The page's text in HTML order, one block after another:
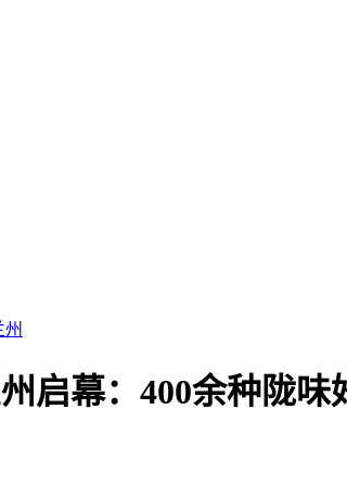
州
启幕：400余种陇